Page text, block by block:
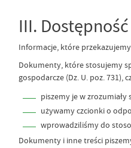
III.
Informacje, które
Dokumenty, które stosujemy
gospodarcze (Dz. U. poz. 731),
piszemy je w zrozumiały
używamy czcionki o
wprowadziliśmy do
Dokumenty i inne treści